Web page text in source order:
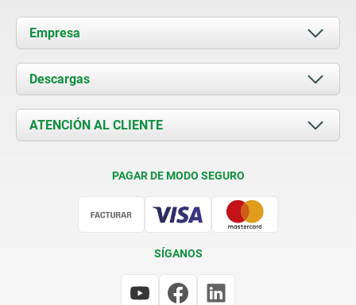
Empresa
Acerca de nosotros
Novedades
Contacto
Descargas
Documents
ATENCIÓN AL CLIENTE
PAGAR DE MODO SEGURO
SÍGANOS